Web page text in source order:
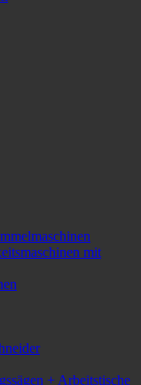
mit
+ Arbeitstische